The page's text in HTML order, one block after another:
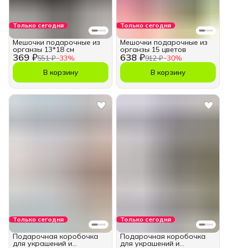
Только сегодня
369 ₽551 ₽−33%
Мешочки подарочные из
органзы 13*18 см
В корзину
Только сегодня
638 ₽912 ₽−30%
Мешочки подарочные из
органзы 15 цветов
В корзину
Только сегодня
Подарочная коробочка
для украшений и
Только сегодня
Подарочная коробочка
для украшений и